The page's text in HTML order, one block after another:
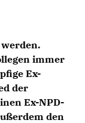
immer
Ex-
der
Ex-NPD-
den